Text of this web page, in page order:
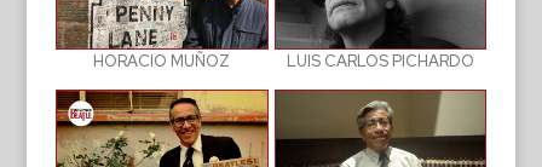
HORACIO MUÑOZ LUIS CARLOS PICHARDO